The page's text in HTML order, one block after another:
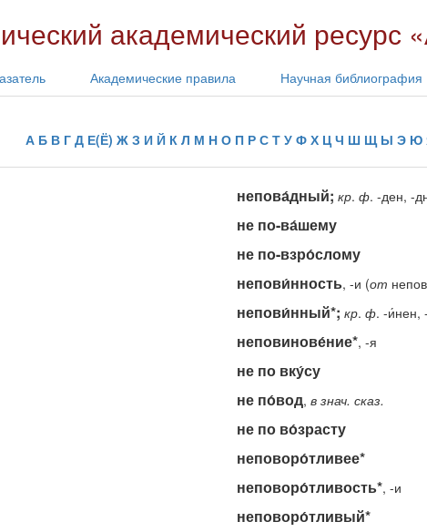
академический
Академические правила Научная библиография
А Б В Г Д Е(Ё) Ж З И Й К Л М Н О П Р С Т У Ф Х Ц Ч Ш Щ Ы Э Ю
непова́дный; кр. ф. -ден, -
не по-ва́шему
не по-взро́слому
непови́нность, -и (от
непови́нный*; кр. ф. -и́нен,
неповинове́ние*, -я
не по вку́су
не по́вод, в знач. сказ.
не по во́зрасту
неповоро́тливее*
неповоро́тливость*, -и
неповоро́тливый*